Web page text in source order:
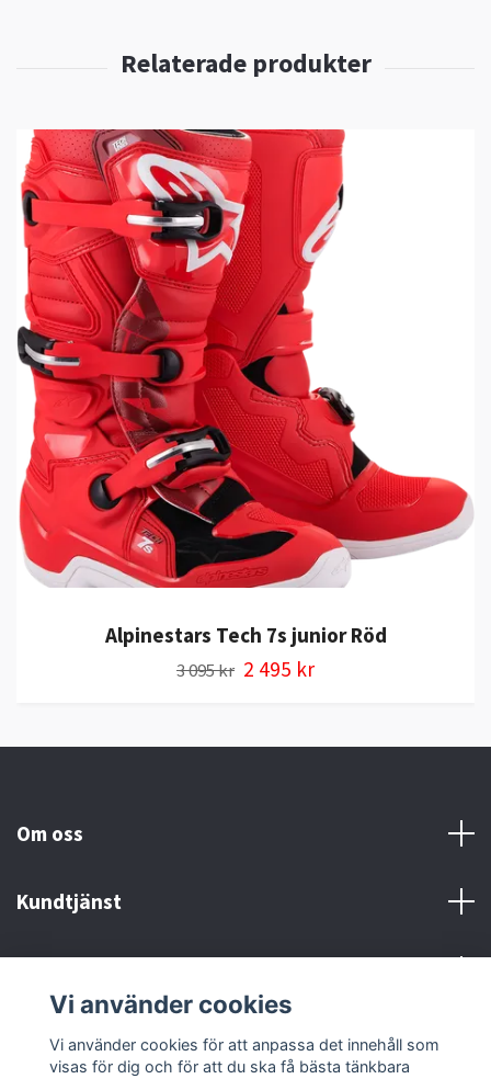
Alpinestars Tech 7s junior Röd
3 095 kr 2 495 kr
Om oss
Kundtjänst
Sociala medier
Vi använder cookies
Vi använder cookies för att anpassa det innehåll som
visas för dig och för att du ska få bästa tänkbara